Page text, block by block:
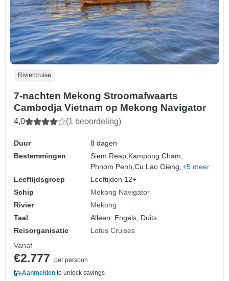
Riviercruise
7-nachten Mekong Stroomafwaarts
Cambodja Vietnam op Mekong Navigator
4,0 (1 beoordeling)
Duur
8 dagen
Bestemmingen
Siem Reap, Kampong Cham,
Phnom Penh,Cu Lao Gieng, +5 meer
Leeftijdsgroep
Leeftijden 12+
Schip
Mekong Navigator
Rivier
Mekong
Taal
Alleen: Engels, Duits
Reisorganisatie
Lotus Cruises
Vanaf
€2.777
per persoon
Aanmelden to unlock savings